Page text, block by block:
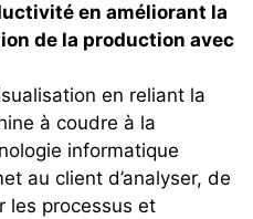
en améliorant la
de la production avec
en reliant la
à coudre à la
informatique
au client d’analyser, de
les processus et